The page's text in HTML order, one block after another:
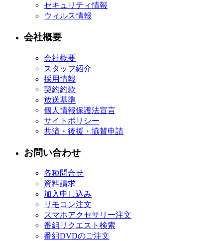
セキュリティ情報
ウィルス情報
会社概要
会社概要
スタッフ紹介
採用情報
契約約款
放送基準
個人情報保護法宣言
サイトポリシー
共済・後援・協賛申請
お問い合わせ
各種問合せ
資料請求
加入申し込み
リモコン注文
スマホアクセサリー注文
番組リクエスト検索
番組DVDのご注文